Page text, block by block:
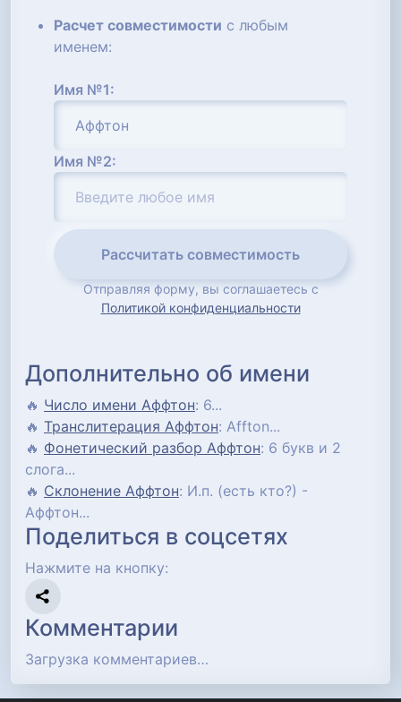
Расчет совместимости с любым
именем:
Имя №1:
Имя №2:
Рассчитать совместимость
Отправляя форму, вы соглашаетесь с
Политикой конфиденциальности
Дополнительно об имени
🔥 Число имени Аффтон: 6...
🔥 Транслитерация Аффтон: Affton...
🔥 Фонетический разбор Аффтон: 6 букв и 2
слога...
🔥 Склонение Аффтон: И.п. (есть кто?) -
Аффтон...
Поделиться в соцсетях
Нажмите на кнопку:
Комментарии
Загрузка комментариев…